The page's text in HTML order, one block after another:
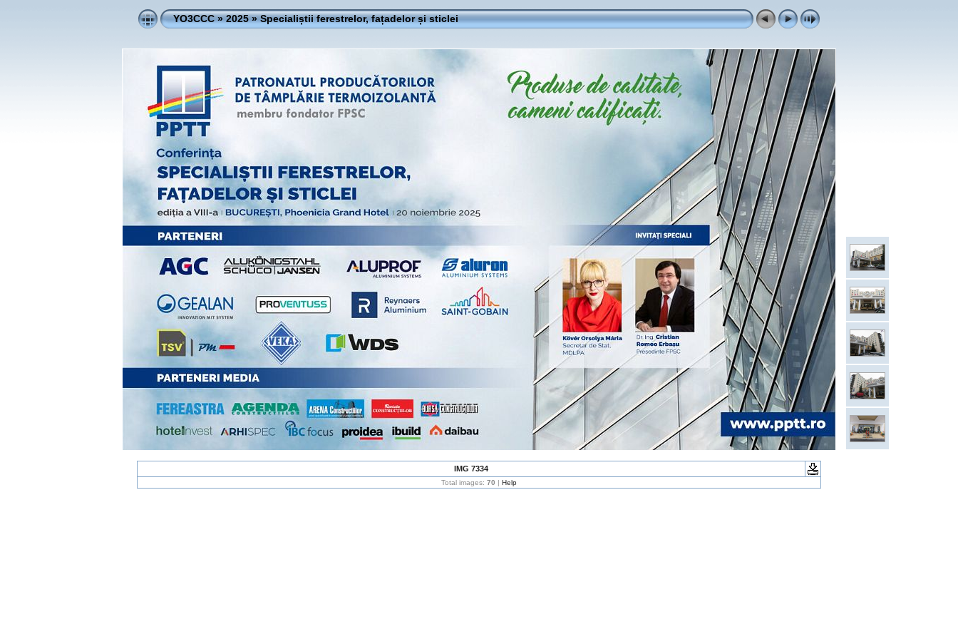
YO3CCC»2025»Specialiștii ferestrelor, fațadelor și sticlei
IMG 7334
Total images: 70 | Help